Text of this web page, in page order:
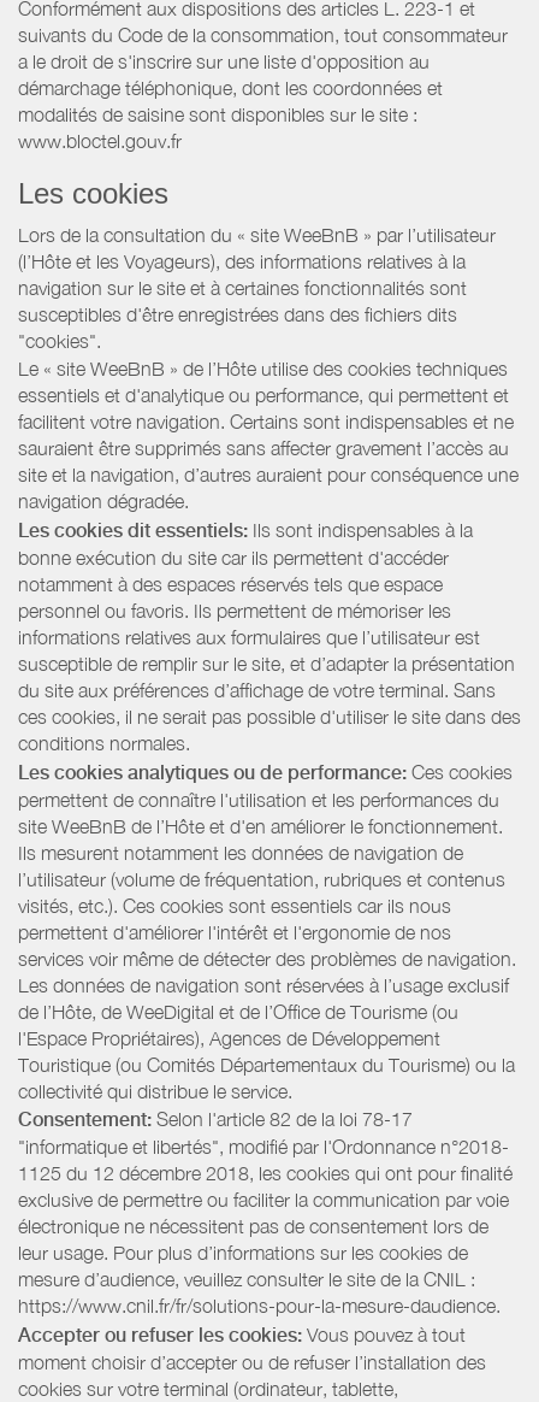
Conformément aux dispositions des articles L. 223-1 et
suivants du Code de la consommation, tout consommateur
a le droit de s'inscrire sur une liste d'opposition au
démarchage téléphonique, dont les coordonnées et
modalités de saisine sont disponibles sur le site :
www.bloctel.gouv.fr
Les cookies
Lors de la consultation du « site WeeBnB » par l’utilisateur
(l’Hôte et les Voyageurs), des informations relatives à la
navigation sur le site et à certaines fonctionnalités sont
susceptibles d'être enregistrées dans des fichiers dits
"cookies".
Le « site WeeBnB » de l’Hôte utilise des cookies techniques
essentiels et d'analytique ou performance, qui permettent et
facilitent votre navigation. Certains sont indispensables et ne
sauraient être supprimés sans affecter gravement l’accès au
site et la navigation, d’autres auraient pour conséquence une
navigation dégradée.
Les cookies dit essentiels: Ils sont indispensables à la
bonne exécution du site car ils permettent d'accéder
notamment à des espaces réservés tels que espace
personnel ou favoris. Ils permettent de mémoriser les
informations relatives aux formulaires que l’utilisateur est
susceptible de remplir sur le site, et d’adapter la présentation
du site aux préférences d’affichage de votre terminal. Sans
ces cookies, il ne serait pas possible d'utiliser le site dans des
conditions normales.
Les cookies analytiques ou de performance: Ces cookies
permettent de connaître l'utilisation et les performances du
site WeeBnB de l’Hôte et d'en améliorer le fonctionnement.
Ils mesurent notamment les données de navigation de
l’utilisateur (volume de fréquentation, rubriques et contenus
visités, etc.). Ces cookies sont essentiels car ils nous
permettent d'améliorer l'intérêt et l'ergonomie de nos
services voir même de détecter des problèmes de navigation.
Les données de navigation sont réservées à l’usage exclusif
de l’Hôte, de WeeDigital et de l’Office de Tourisme (ou
l'Espace Propriétaires), Agences de Développement
Touristique (ou Comités Départementaux du Tourisme) ou la
collectivité qui distribue le service.
Consentement: Selon l'article 82 de la loi 78-17
"informatique et libertés", modifié par l'Ordonnance n°2018-
1125 du 12 décembre 2018, les cookies qui ont pour finalité
exclusive de permettre ou faciliter la communication par voie
électronique ne nécessitent pas de consentement lors de
leur usage. Pour plus d’informations sur les cookies de
mesure d’audience, veuillez consulter le site de la CNIL :
https://www.cnil.fr/fr/solutions-pour-la-mesure-daudience.
Accepter ou refuser les cookies: Vous pouvez à tout
moment choisir d’accepter ou de refuser l’installation des
cookies sur votre terminal (ordinateur, tablette,